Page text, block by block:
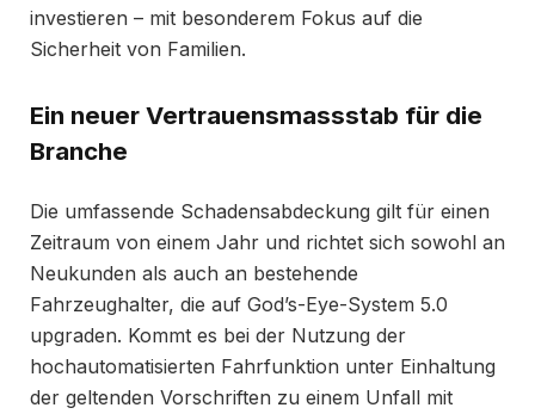
investieren – mit besonderem Fokus auf die
Sicherheit von Familien.
Ein neuer Vertrauensmassstab für die
Branche
Die umfassende Schadensabdeckung gilt für einen
Zeitraum von einem Jahr und richtet sich sowohl an
Neukunden als auch an bestehende
Fahrzeughalter, die auf God’s-Eye-System 5.0
upgraden. Kommt es bei der Nutzung der
hochautomatisierten Fahrfunktion unter Einhaltung
der geltenden Vorschriften zu einem Unfall mit